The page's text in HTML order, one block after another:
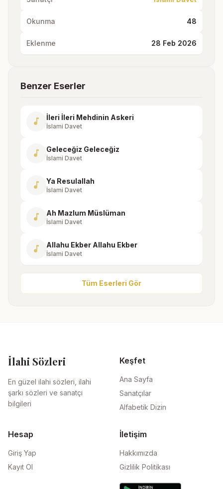
Okunma 48
Eklenme 28 Feb 2026
Benzer Eserler
music_note İleri İleri Mehdinin Askeri
İslami Davet
music_note Geleceğiz Geleceğiz
İslami Davet
music_note Ya Resulallah
İslami Davet
music_note Ah Mazlum Müslüman
İslami Davet
music_note Allahu Ekber Allahu Ekber
İslami Davet
Tüm Eserleri Gör
İlahi Sözleri
En güzel ilahi sözleri, ilahi
şarkı sözleri ve sanatçı
bilgileri
Keşfet
Ana Sayfa
Sanatçılar
Alfabetik Dizin
Hesap
Giriş Yap
Kayıt Ol
İletişim
Hakkımızda
Gizlilik Politikası